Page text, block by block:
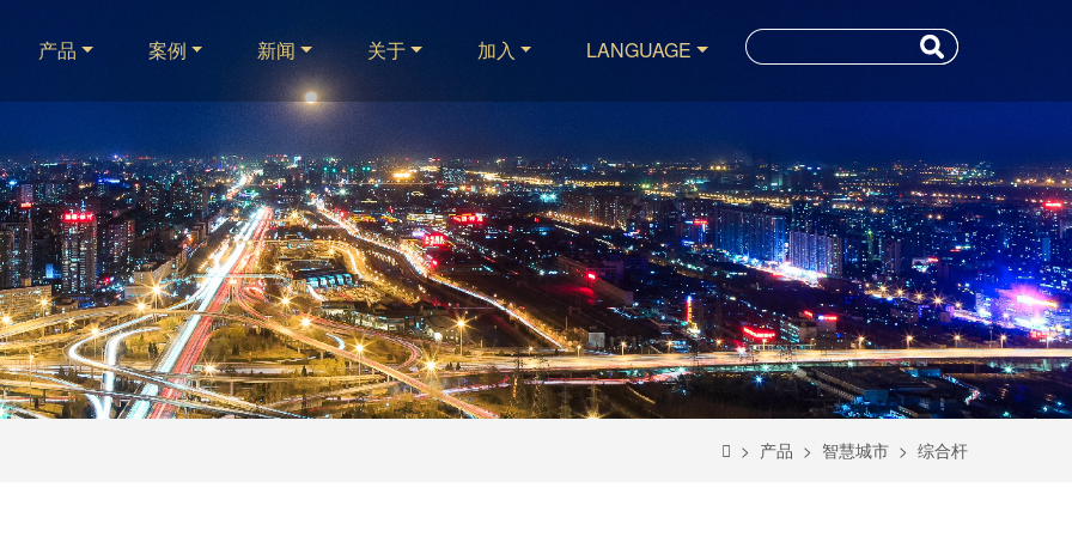
产品 案例 新闻 关于 加入 LANGUAGE
> 产品 > 智慧城市 > 综合杆